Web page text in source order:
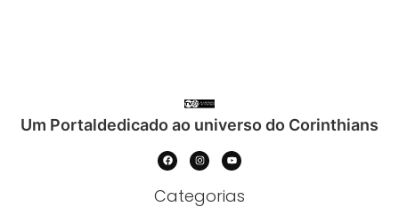
Um Portaldedicado ao universo do Corinthians
Categorias